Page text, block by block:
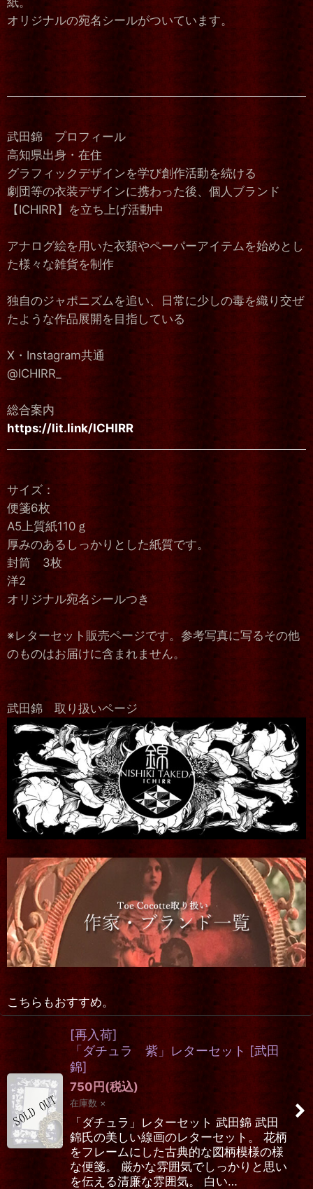
オリジナルの宛名シールがついています。
武田錦 プロフィール
高知県出身・在住
グラフィックデザインを学び創作活動を続ける
劇団等の衣装デザインに携わった後、個人ブランド
【ICHIRR】を立ち上げ活動中
アナログ絵を用いた衣類やペーパーアイテムを始めとし
た様々な雑貨を制作
独自のジャポニズムを追い、日常に少しの毒を織り交ぜ
たような作品展開を目指している
X・Instagram共通
@ICHIRR_
総合案内
https://lit.link/ICHIRR
サイズ：
便箋6枚
A5上質紙110ｇ
厚みのあるしっかりとした紙質です。
封筒 3枚
洋2
オリジナル宛名シールつき
※レターセット販売ページです。参考写真に写るその他
のものはお届けに含まれません。
武田錦 取り扱いページ
こちらもおすすめ。
[再入荷]
「ダチュラ 紫」レターセット [武田
錦]
750円(税込)
在庫数 ×
「ダチュラ」レターセット 武田錦 武田
錦氏の美しい線画のレターセット。 花柄
をフレームにした古典的な図柄模様の様
な便箋。 厳かな雰囲気でしっかりと思い
を伝える清廉な雰囲気。 白い…